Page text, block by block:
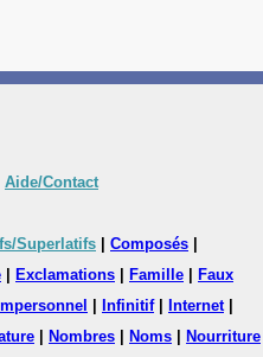
Aide/Contact
Superlatifs Composés
Exclamations Famille
Faux
Impersonnel Infinitif| Internet|
Nombres Noms
Nourriture